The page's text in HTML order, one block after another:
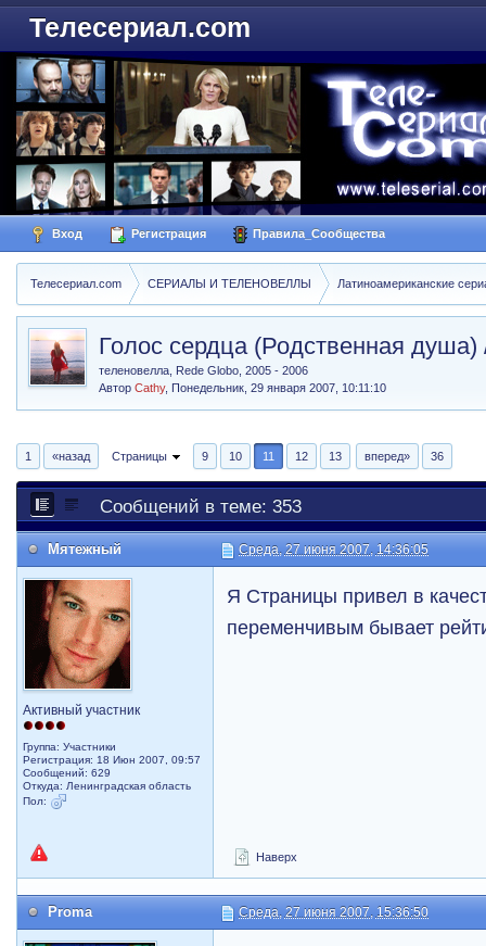
Телесериал.com
Вход Регистрация Правила_Сообщества
Телесериал.com СЕРИАЛЫ И ТЕЛЕНОВЕЛЛЫ Латиноамериканские
Голос сердца (Родственная
теленовелла, Rede Globo, 2005 - 2006
АвторCathy,Понедельник, 29 января 2007, 10:11:10
1 «назад Страницы 9 10 11 12 13 вперед» 36
Сообщений в теме: 353
Мятежный Среда, 27 июня 2007, 14:36:05
Активный участник
Группа: Участники
Регистрация: 18 Июн 2007, 09:57
Сообщений: 629
Откуда: Ленинградская область
Пол:
Я Страницы привел в
переменчивым бывает
Наверх
Proma Среда, 27 июня 2007, 15:36:50